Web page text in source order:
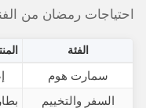
احتياجات رمضان من
الفئة
سمارت هوم
السفر والتخييم